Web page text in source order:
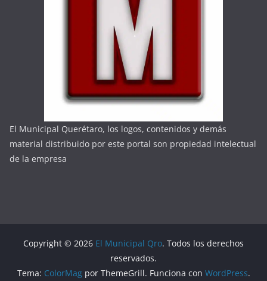
El Municipal Querétaro, los logos, contenidos y demás
material distribuido por este portal son propiedad intelectual
de la empresa
Copyright © 2026 El Municipal Qro. Todos los derechos
reservados.
Tema: ColorMagpor ThemeGrill. Funciona con WordPress.